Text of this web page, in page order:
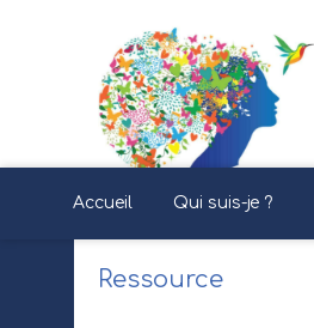
Accueil Qui suis-je ?
Ressource